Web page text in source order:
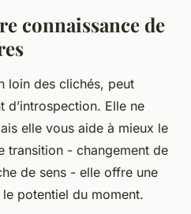
connaissance de
loin des clichés, peut
d’introspection. Elle ne
elle vous aide à mieux le
transition - changement de
de sens - elle offre une
potentiel du moment.